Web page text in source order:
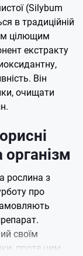
(Silybum
в традиційній
цілющим
екстракту
Він
очищати
організм
рослина з
про
своїм
проте цим